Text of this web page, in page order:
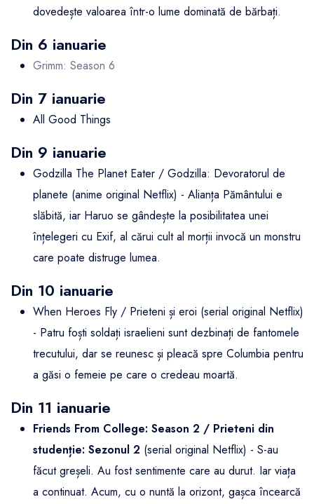
dovedește valoarea într-o lume dominată de bărbați.
Din 6 ianuarie
Grimm: Season 6
Din 7 ianuarie
All Good Things
Din 9 ianuarie
Godzilla The Planet Eater / Godzilla: Devoratorul de
planete (anime original Netflix) - Alianța Pământului e
slăbită, iar Haruo se gândește la posibilitatea unei
înțelegeri cu Exif, al cărui cult al morții invocă un monstru
care poate distruge lumea.
Din 10 ianuarie
When Heroes Fly / Prieteni și eroi (serial original Netflix)
- Patru foști soldați israelieni sunt dezbinați de fantomele
trecutului, dar se reunesc și pleacă spre Columbia pentru
a găsi o femeie pe care o credeau moartă.
Din 11 ianuarie
Friends From College: Season 2 / Prieteni din
studenție: Sezonul 2 (serial original Netflix) - S-au
făcut greșeli. Au fost sentimente care au durut. Iar viața
a continuat. Acum, cu o nuntă la orizont, gașca încearcă